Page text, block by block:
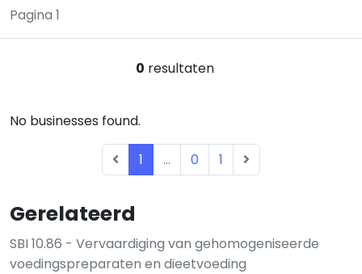
Pagina 1
Gerelateerd
SBI 10.86 - Vervaardiging van gehomogeniseerde
voedingspreparaten en dieetvoeding
0 resultaten
No businesses found.
1 ... 0 1